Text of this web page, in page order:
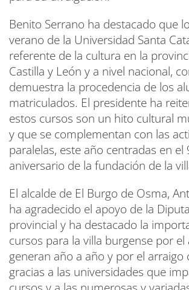
Benito Serrano ha destacado que
verano de la Universidad Santa
referente de la cultura en la
Castilla y León y a nivel nacional,
demuestra la procedencia de los
matriculados. El presidente ha
estos cursos son un hito cultural
y que se complementan con las
paralelas, este año centradas en el
aniversario de la fundación de la
El alcalde de El Burgo de Osma,
ha agradecido el apoyo de la
provincial y ha destacado la
cursos para la villa burgense por
generan año a año y por el arraigo
gracias a las universidades que